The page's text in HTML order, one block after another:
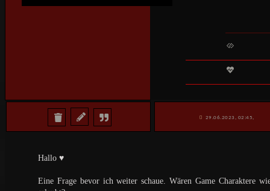
29.06.2023, 02:45,
Hallo ♥️
Eine Frage bevor ich weiter schaue. Wären Game Charaktere